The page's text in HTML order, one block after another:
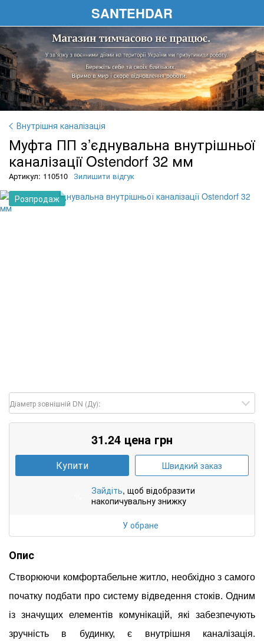
SANTEHDAR
Внутрішня каналізація
Муфта ПП з’єднувальна внутрішньої
каналізації Ostendorf 32 мм
Артикул: 110510 Зилишити відгук
Розпродаж
Діаметр зовнішній DN (Ду):
31.24 цена грн
Купити Швидкий заказ
Зайдіть, щоб відобразити
накопичувальну знижку
У обране
Опис
Створюючи комфортабельне житло, необхідно з самого
початку подбати про систему відведення стоків. Одним
із значущих елементів комунікацій, які забезпечують
зручність в будинку, є внутрішня каналізація.